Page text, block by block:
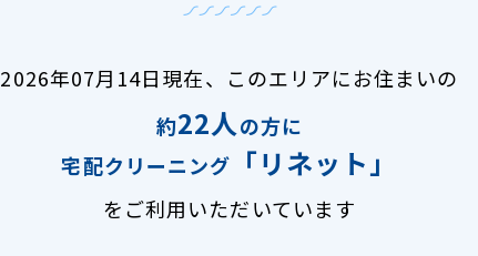
2026年07月14日現在、
このエリアにお住まいの
約22人の方に
宅配クリーニング
「リネット」
をご利用いただいています